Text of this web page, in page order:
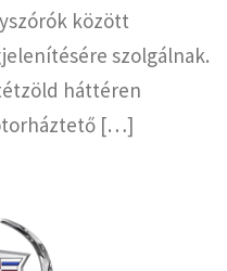
között
szolgálnak.
háttéren
[…]